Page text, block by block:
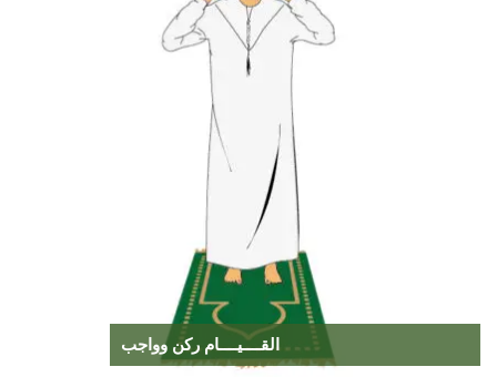
القــــيــــام ركن وواجب